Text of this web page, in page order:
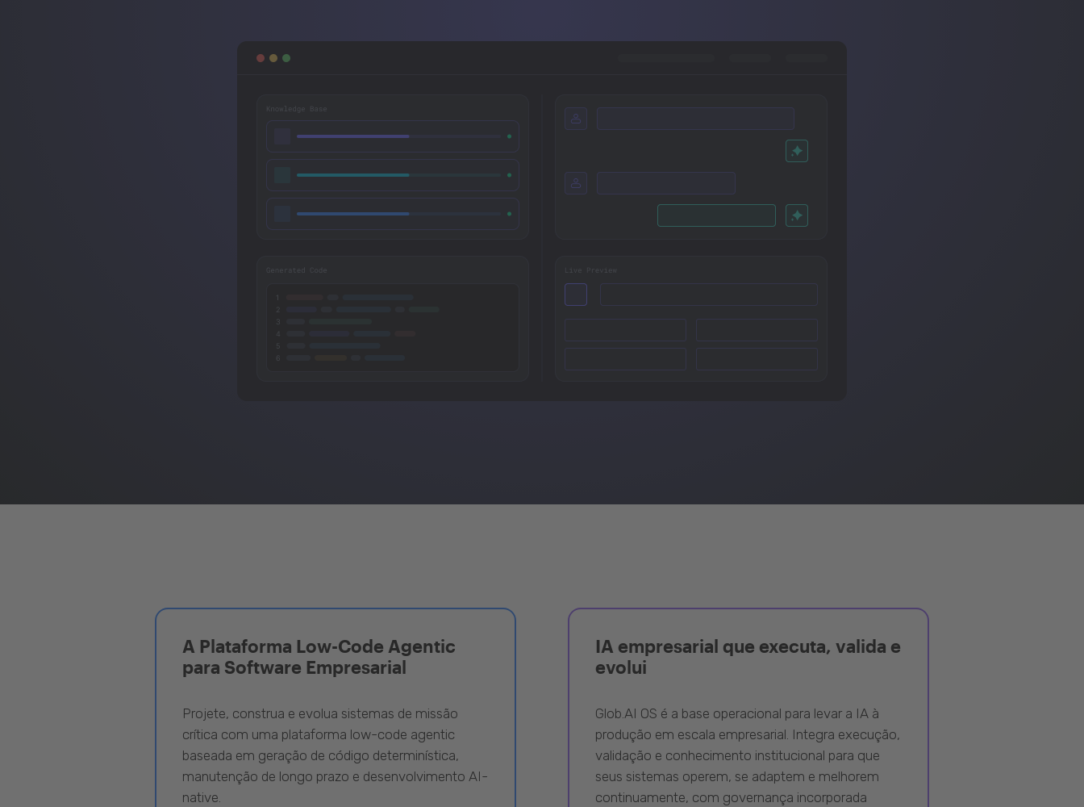
A Plataforma Low-Code Agentic
para Software Empresarial
Projete, construa e evolua sistemas de missão
crítica com uma plataforma low-code agentic
baseada em geração de código determinística,
manutenção de longo prazo e desenvolvimento AI-
native.
IA empresarial que executa, valida e
evolui
Glob.AI OS é a base operacional para levar a IA à
produção em escala empresarial. Integra execução,
validação e conhecimento institucional para que
seus sistemas operem, se adaptem e melhorem
continuamente, com governança incorporada